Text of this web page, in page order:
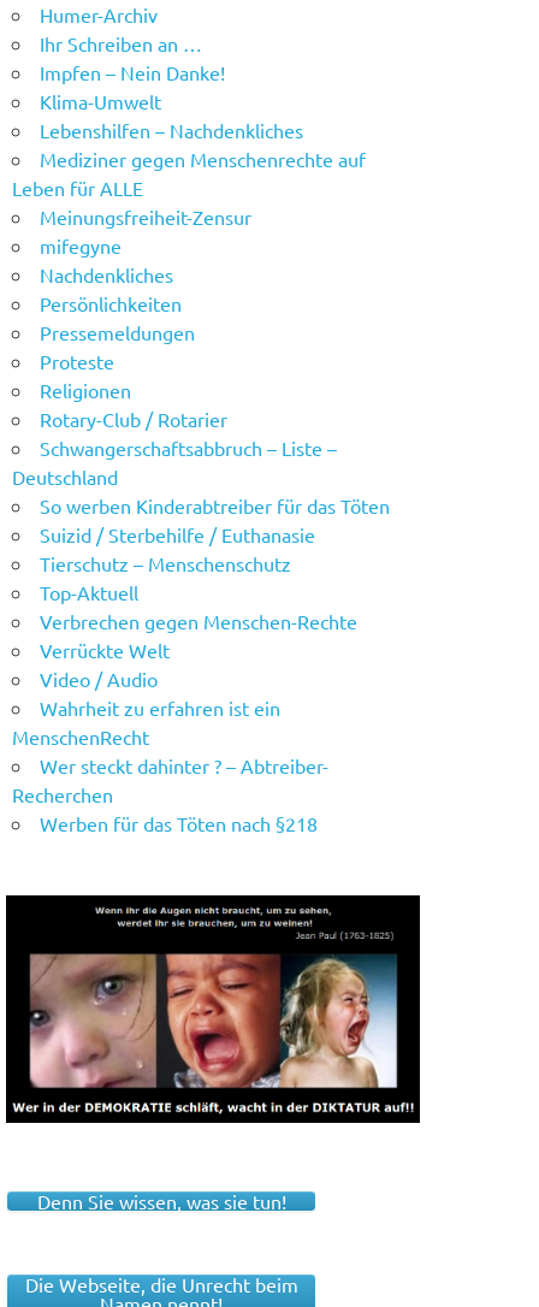
Humer-Archiv
Ihr Schreiben an …
Impfen – Nein Danke!
Klima-Umwelt
Lebenshilfen – Nachdenkliches
Mediziner gegen Menschenrechte auf
Leben für ALLE
Meinungsfreiheit-Zensur
mifegyne
Nachdenkliches
Persönlichkeiten
Pressemeldungen
Proteste
Religionen
Rotary-Club / Rotarier
Schwangerschaftsabbruch – Liste –
Deutschland
So werben Kinderabtreiber für das Töten
Suizid / Sterbehilfe / Euthanasie
Tierschutz – Menschenschutz
Top-Aktuell
Verbrechen gegen Menschen-Rechte
Verrückte Welt
Video / Audio
Wahrheit zu erfahren ist ein
MenschenRecht
Wer steckt dahinter ? – Abtreiber-
Recherchen
Werben für das Töten nach §218
Denn Sie wissen, was sie tun!
Die Webseite, die Unrecht beim